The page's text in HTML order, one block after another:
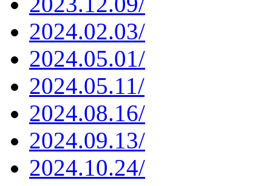
2024.02.03/
2024.05.01/
2024.05.11/
2024.08.16/
2024.09.13/
2024.10.24/